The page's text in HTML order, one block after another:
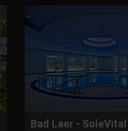
Bad Laer - SoleVital